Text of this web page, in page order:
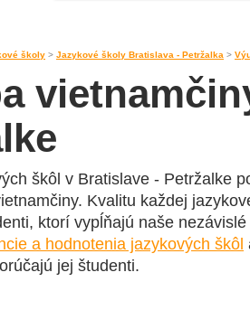
školy > Jazykové školy Bratislava - Petržalka >
škôl v Bratislave - Petržalke
Kvalitu každej
ktorí vypĺňajú naše nezávislé
a hodnotenia jazykových škôl
jej študenti.